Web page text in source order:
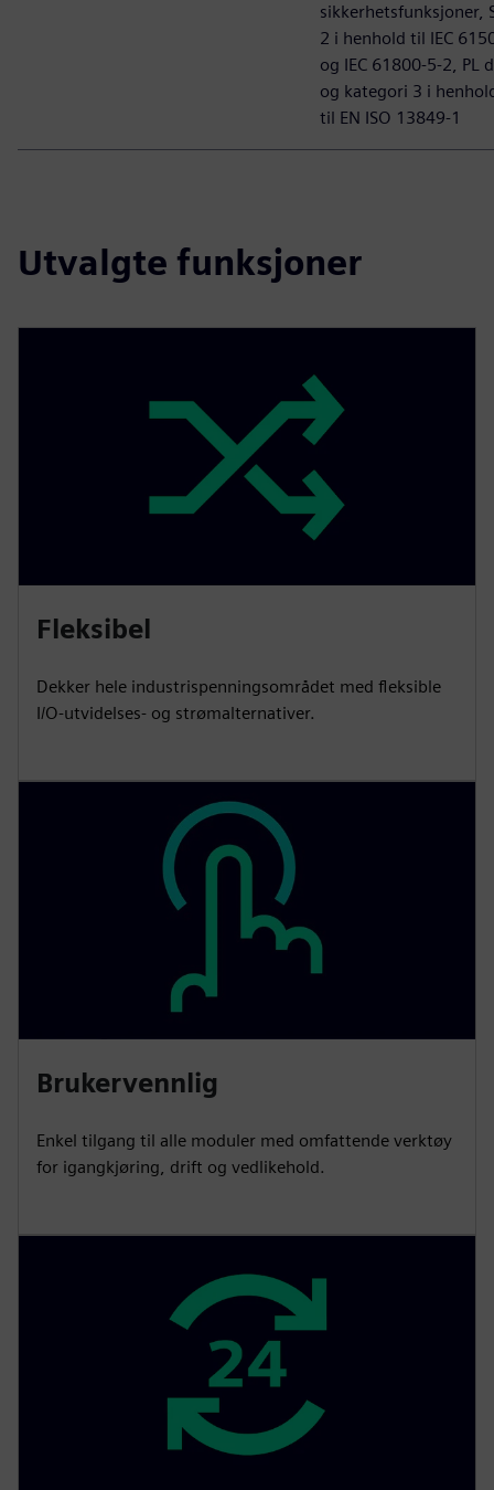
sikkerhetsfunksjoner,
2 i henhold til IEC
og IEC 61800-5-2, PL d
og kategori 3 i
til EN ISO 13849-1
Utvalgte funksjoner
Fleksibel
Dekker hele industrispenningsområdet med fleksible
I/O-utvidelses- og strømalternativer.
Brukervennlig
Enkel tilgang til alle moduler med omfattende verktøy
for igangkjøring, drift og vedlikehold.